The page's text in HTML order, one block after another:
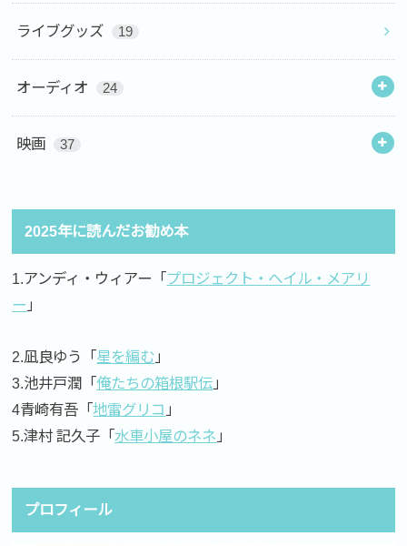
ライブグッズ 19
オーディオ 24
映画 37
2025年に読んだお勧め本
1.アンディ・ウィアー「プロジェクト・ヘイル・メアリ
ー 」
2.凪良ゆう「 星を編む 」
3.池井戸潤「俺たちの箱根駅伝 」
4青崎有吾「地雷グリコ 」
5.津村 記久子「水車小屋のネネ 」
プロフィール